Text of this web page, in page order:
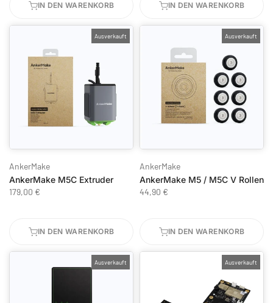
IN DEN WARENKORB IN DEN WARENKORB
Ausverkauft
AnkerMake
AnkerMake M5C Extruder
179,00 €
IN DEN WARENKORB
Ausverkauft
AnkerMake
AnkerMake M5 / M5C V Rollen
44,90 €
IN DEN WARENKORB
Ausverkauft Ausverkauft